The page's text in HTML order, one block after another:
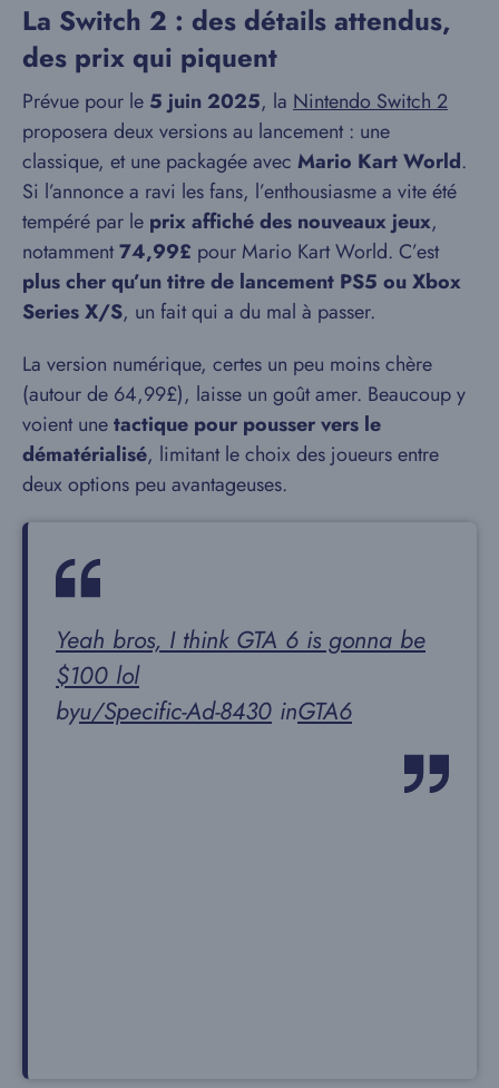
La Switch 2 : des détails attendus,
des prix qui piquent
Prévue pour le 5 juin 2025, la Nintendo Switch 2
proposera deux versions au lancement : une
classique, et une packagée avec Mario Kart World.
Si l’annonce a ravi les fans, l’enthousiasme a vite été
tempéré par le prix affiché des nouveaux jeux,
notamment74,99£ pour Mario Kart World. C’est
plus cher qu’un titre de lancement PS5 ou Xbox
Series X/S, un fait qui a du mal à passer.
La version numérique, certes un peu moins chère
(autour de 64,99£), laisse un goût amer. Beaucoup y
voient unetactique pour pousser vers le
dématérialisé, limitant le choix des joueurs entre
deux options peu avantageuses.
Yeah bros, I think GTA 6 is gonna be
$100 lol
byu/Specific-Ad-8430 inGTA6